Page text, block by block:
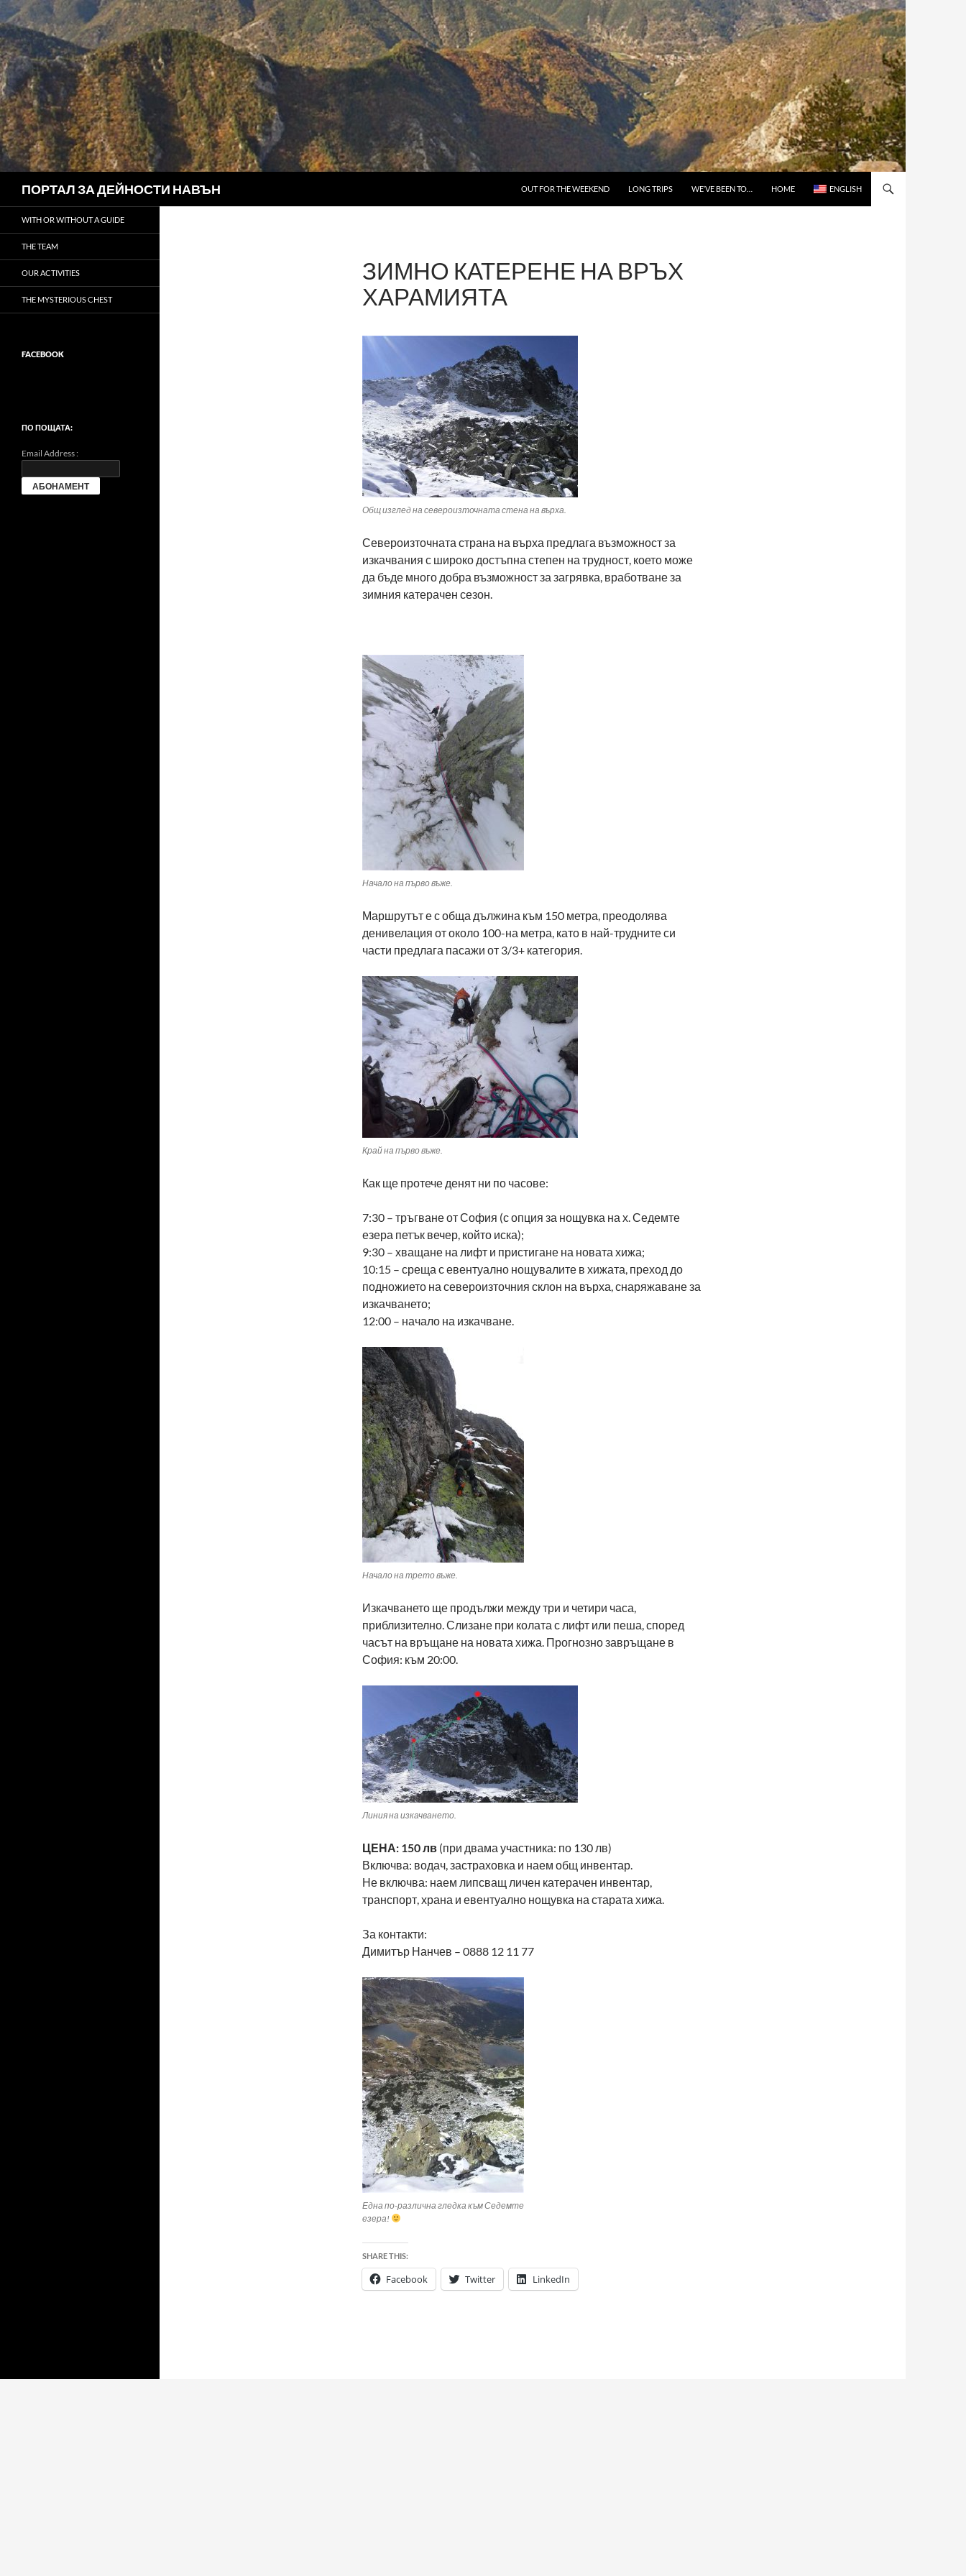
ПОРТАЛ ЗА ДЕЙНОСТИ НАВЪН
OUT FOR THE WEEKEND
LONG TRIPS WE’VE BEEN TO… HOME ENGLISH
ЗИМНО КАТЕРЕНЕ НА ВРЪХ
ХАРАМИЯТА
Общ изглед на североизточната стена на върха.
Североизточната страна на върха предлага възможност за
изкачвания с широко достъпна степен на трудност, което може
да бъде много добра възможност за загрявка, вработване за
зимния катерачен сезон.
Начало на първо въже.
Маршрутът е с обща дължина към 150 метра, преодолява
денивелация от около 100-на метра, като в най-трудните си
части предлага пасажи от 3/3+ категория.
Край на първо въже.
Как ще протече денят ни по часове:
7:30 – тръгване от София (с опция за нощувка на х. Седемте
езера петък вечер, който иска);
9:30 – хващане на лифт и пристигане на новата хижа;
10:15 – среща с евентуално нощувалите в хижата, преход до
подножието на североизточния склон на върха, снаряжаване за
изкачването;
12:00 – начало на изкачване.
Начало на трето въже.
Изкачването ще продължи между три и четири часа,
приблизително. Слизане при колата с лифт или пеша, според
часът на връщане на новата хижа. Прогнозно завръщане в
София: към 20:00.
Линия на изкачването.
ЦЕНА: 150 лв (при двама участника: по 130 лв)
Включва: водач, застраховка и наем общ инвентар.
Не включва: наем липсващ личен катерачен инвентар,
транспорт, храна и евентуално нощувка на старата хижа.
За контакти:
Димитър Нанчев – 0888 12 11 77
Една по-различна гледка към Седемте
езера!
SHARE THIS:
Facebook Twitter LinkedIn
WITH OR WITHOUT A GUIDE
THE TEAM
OUR ACTIVITIES
THE MYSTERIOUS CHEST
FACEBOOK
ПО ПОЩАТА:
Email Address :